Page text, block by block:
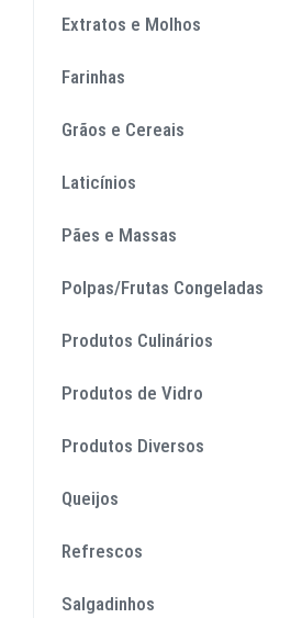
Extratos e Molhos
Farinhas
Grãos e Cereais
Laticínios
Pães e Massas
Polpas/Frutas Congeladas
Produtos Culinários
Produtos de Vidro
Produtos Diversos
Queijos
Refrescos
Salgadinhos